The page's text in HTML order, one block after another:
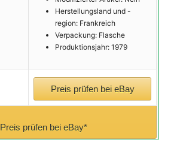
Herstellungsland und -
region: Frankreich
Verpackung: Flasche
Produktionsjahr: 1979
Preis prüfen bei eBay
Preis prüfen bei eBay*